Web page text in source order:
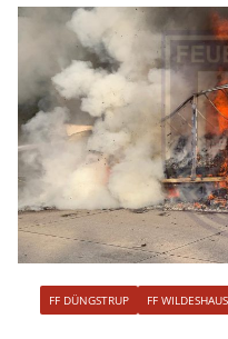
FF DÜNGSTRUP FF